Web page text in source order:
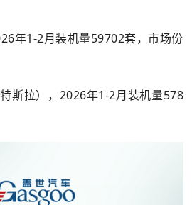
年1-2月装机量59702套，市场份
斯拉），2026年1-2月装机量578